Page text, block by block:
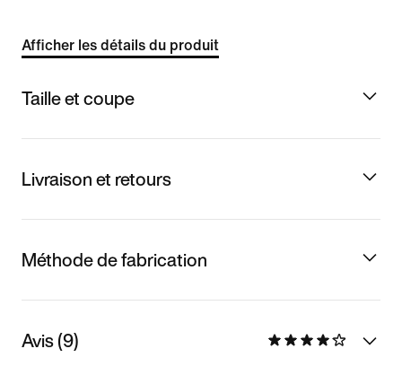
Afficher les détails du produit
Taille et coupe
Livraison et retours
Méthode de fabrication
Avis (9)